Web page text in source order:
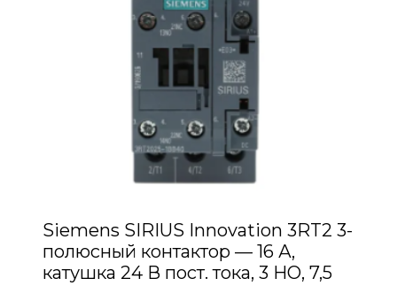
Siemens SIRIUS Innovation 3RT2 3-
полюсный контактор — 16 А,
катушка 24 В пост. тока, 3 НО, 7,5